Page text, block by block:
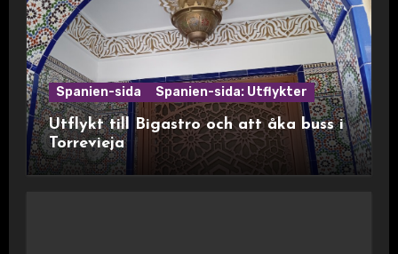
Spanien-sida Spanien-sida: Utflykter
Utflykt till Bigastro och att åka buss i
Torrevieja